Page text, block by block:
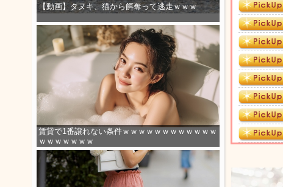
【動画】タヌキ、猫から餌奪って逃走ｗｗｗ
賃貸で1番譲れない条件ｗｗｗｗｗｗｗｗｗｗｗｗ
ｗｗｗｗｗｗｗ